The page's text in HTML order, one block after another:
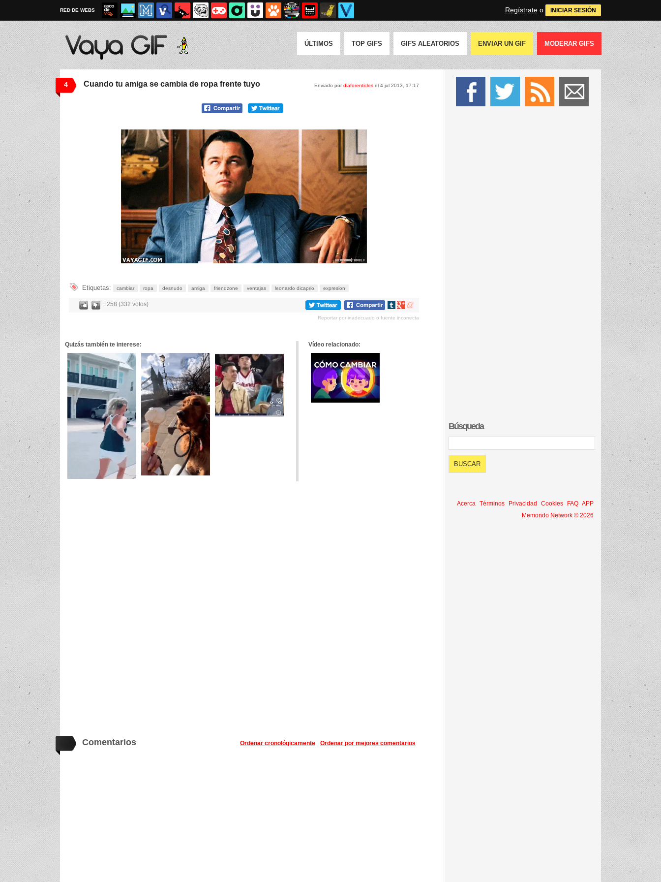
RED DE WEBS Regístrate o INICIAR SESIÓN
ÚLTIMOS TOP GIFS GIFS ALEATORIOS ENVIAR UN GIF MODERAR GIFS
4 Enviado pordiaforenticles el 4 jul 2013, 17:17
Cuando tu amiga se cambia de ropa frente tuyo
Etiquetas: cambiar ropa desnudo amiga friendzone ventajas leonardo dicaprio expresion
+258 (332 votos)
Compartir
tumblr
Compartir
Google+
Compartir
meneame
Reportar por inadecuado o fuente incorrecta
Quizás también te interese: Vídeo relacionado:
Comentarios Ordenar por mejores comentarios
Ordenar cronológicamente
Búsqueda
Acerca Términos Privacidad Cookies FAQ APP
Memondo Network © 2026